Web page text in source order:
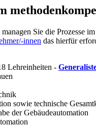
Sie die Prozesse
innen das hierfür
Lehreinheiten -
sowie technische
der Gebäudeautomation